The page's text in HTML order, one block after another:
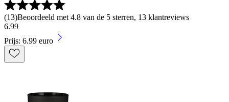
(13)Beoordeeld met 4.8 van de 5 sterren, 13 klantreviews
6.99
Prijs: 6.99 euro